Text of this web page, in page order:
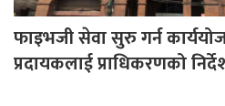
फाइभजी सेवा सुरु गर्न
प्रदायकलाई प्राधिकरणको